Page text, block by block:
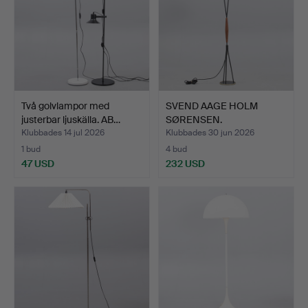
Två golvlampor med
justerbar ljuskälla. AB…
Klubbades 14 jul 2026
1 bud
47 USD
SVEND AAGE HOLM
SØRENSEN.
TILLSKRIVEN. (19…
Klubbades 30 jun 2026
4 bud
232 USD